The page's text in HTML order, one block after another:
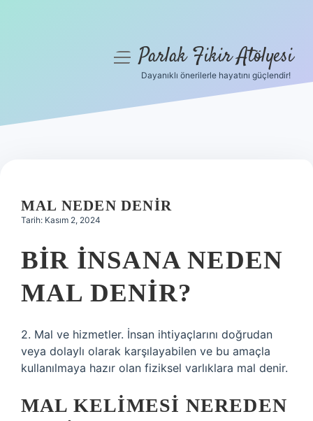
Hakkımızda
menüyüParlak Fikir Atölyesi
Dayanıklı önerilerle hayatını güçlendir!
MAL NEDEN DENIR
Tarih: Kasım 2, 2024
BIR INSANA NEDEN
MAL DENIR?
2. Mal ve hizmetler. İnsan ihtiyaçlarını doğrudan
veya dolaylı olarak karşılayabilen ve bu amaçla
kullanılmaya hazır olan fiziksel varlıklara mal denir.
MAL KELIMESI NEREDEN